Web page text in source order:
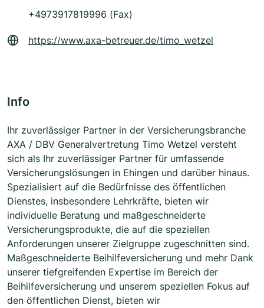
+4973917819996 (Fax)
https://www.axa-betreuer.de/timo_wetzel
Info
Ihr zuverlässiger Partner in der Versicherungsbranche
AXA / DBV Generalvertretung Timo Wetzel versteht
sich als Ihr zuverlässiger Partner für umfassende
Versicherungslösungen in Ehingen und darüber hinaus.
Spezialisiert auf die Bedürfnisse des öffentlichen
Dienstes, insbesondere Lehrkräfte, bieten wir
individuelle Beratung und maßgeschneiderte
Versicherungsprodukte, die auf die speziellen
Anforderungen unserer Zielgruppe zugeschnitten sind.
Maßgeschneiderte Beihilfeversicherung und mehr Dank
unserer tiefgreifenden Expertise im Bereich der
Beihilfeversicherung und unserem speziellen Fokus auf
den öffentlichen Dienst, bieten wir